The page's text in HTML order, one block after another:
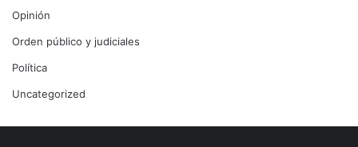
Opinión
Orden público y judiciales
Política
Uncategorized